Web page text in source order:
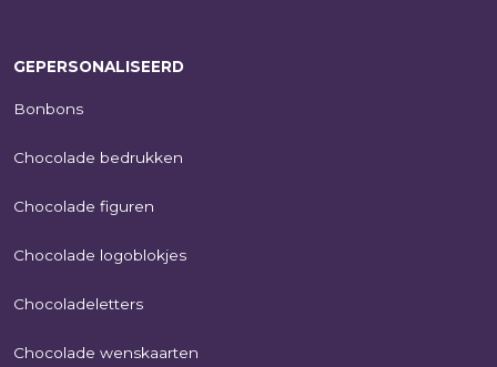
GEPERSONALISEERD
Bonbons
Chocolade bedrukken
Chocolade figuren
Chocolade logoblokjes
Chocoladeletters
Chocolade wenskaarten